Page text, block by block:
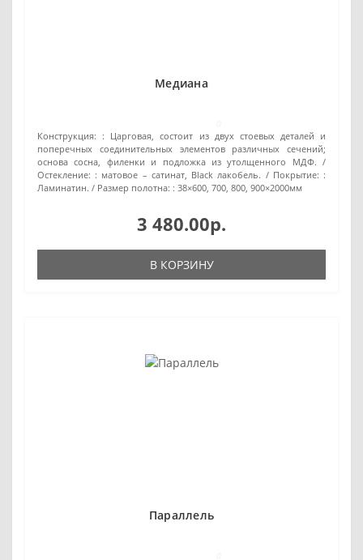
Медиана
Конструкция: : Царговая, состоит из двух стоевых деталей и
поперечных соединительных элементов различных сечений;
основа сосна, филенки и подложка из утолщенного МДФ.
Остекление: : матовое – сатинат, Black лакобель.
Покрытие: :
Ламинатин.
Размер полотна: : 38×600, 700, 800, 900×2000мм
3 480.00р.
В КОРЗИНУ
Параллель